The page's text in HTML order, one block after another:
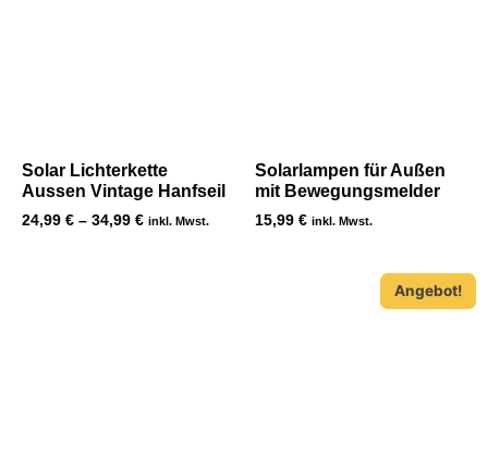
Solar Lichterkette
Aussen Vintage Hanfseil
24,99 € – 34,99 € inkl. Mwst.
Solarlampen für Außen
mit Bewegungsmelder
15,99 € inkl. Mwst.
Angebot!